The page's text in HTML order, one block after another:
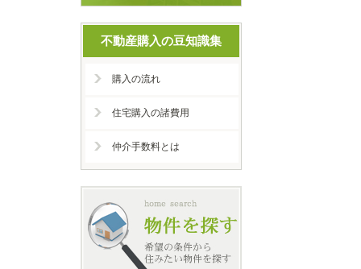
不動産購入の豆知識集
購入の流れ
住宅購入の諸費用
仲介手数料とは